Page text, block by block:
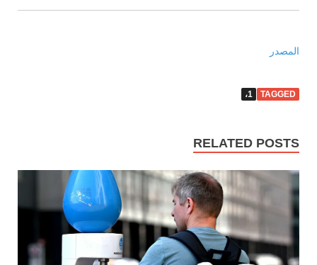
المصدر
TAGGED 1،
RELATED POSTS